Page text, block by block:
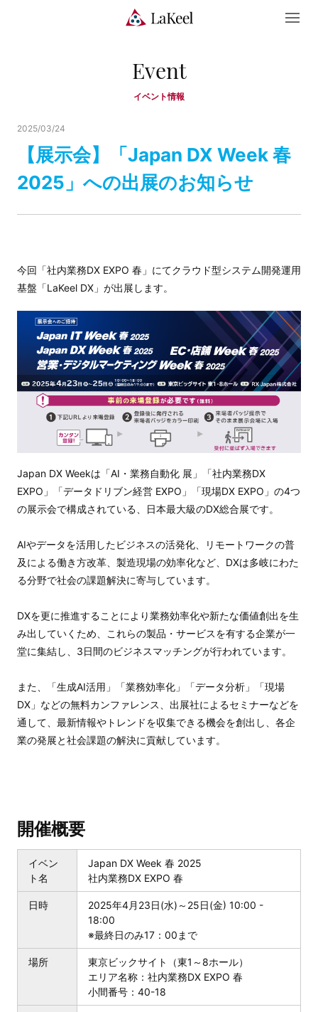
Event
イベント情報
【展示会】「Japan DX Week 春
2025」への出展のお知らせ
2025/03/24
今回「社内業務DX EXPO 春」にてクラウド型システム開発運用
基盤「LaKeel DX」が出展します。
Japan DX Weekは「AI・業務自動化 展」「社内業務DX
EXPO」「データドリブン経営 EXPO」「現場DX EXPO」の4つ
の展示会で構成されている、日本最大級のDX総合展です。
AIやデータを活用したビジネスの活発化、リモートワークの普
及による働き方改革、製造現場の効率化など、DXは多岐にわた
る分野で社会の課題解決に寄与しています。
DXを更に推進することにより業務効率化や新たな価値創出を生
み出していくため、これらの製品・サービスを有する企業が一
堂に集結し、3日間のビジネスマッチングが行われています。
また、「生成AI活用」「業務効率化」「データ分析」「現場
DX」などの無料カンファレンス、出展社によるセミナーなどを
通して、最新情報やトレンドを収集できる機会を創出し、各企
業の発展と社会課題の解決に貢献しています。
開催概要
イベン
ト名
Japan DX Week 春 2025
社内業務DX EXPO 春
日時
2025年4月23日(水)～25日(金) 10:00 -
18:00
※最終日のみ17：00まで
場所
東京ビックサイト（東1～8ホール）
エリア名称：社内業務DX EXPO 春
小間番号：40-18